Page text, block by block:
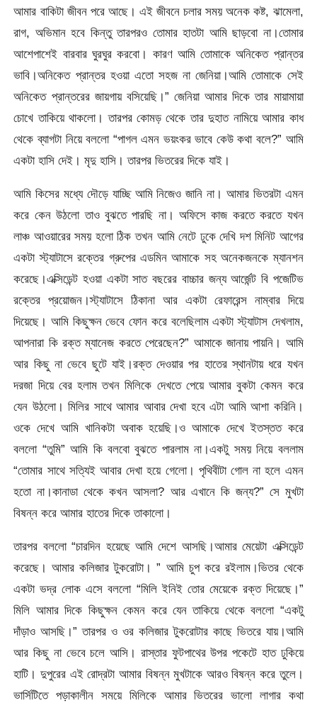
আমার বাকিটা জীবন পরে আছে। এই জীবনে চলার সময় অনেক কষ্ট, ঝামেলা,
রাগ, অভিমান হবে কিন্তু তারপরও তোমার হাতটা আমি ছাড়বো না।তোমার
আশেপাশেই বারবার ঘুরঘুর করবো। কারণ আমি তোমাকে অনিকেত প্রান্তর
ভাবি।অনিকেত প্রান্তর হওয়া এতো সহজ না জেনিয়া।আমি তোমাকে সেই
অনিকেত প্রান্তরের জায়গায় বসিয়েছি।” জেনিয়া আমার দিকে তার মায়ামায়া
চোখে তাকিয়ে থাকলো। তারপর কোমড় থেকে তার দুহাত নামিয়ে আমার কাধ
থেকে ব্যাগটা নিয়ে বললো “পাগল এমন ভয়ংকর ভাবে কেউ কথা বলে?” আমি
একটা হাসি দেই। মৃদু হাসি। তারপর ভিতরের দিকে যাই।
আমি কিসের মধ্যে দৌড়ে যাচ্ছি আমি নিজেও জানি না। আমার ভিতরটা এমন
করে কেন উঠলো তাও বুঝতে পারছি না। অফিসে কাজ করতে করতে যখন
লাঞ্চ আওয়ারের সময় হলো ঠিক তখন আমি নেটে ঢুকে দেখি দশ মিনিট আগের
একটা স্ট্যাটাসে রক্তের গ্রুপের এডমিন আমাকে সহ অনেকজনকে ম্যানশন
করেছে।এক্সিডেন্ট হওয়া একটা সাত বছরের বাচ্চার জন্য আর্জেন্ট বি পজেটিভ
রক্তের প্রয়োজন।স্ট্যাটাসে ঠিকানা আর একটা রেফারেন্স নাম্বার দিয়ে
দিয়েছে। আমি কিছুক্ষন ভেবে ফোন করে বলেছিলাম একটা স্ট্যাটাস দেখলাম,
আপনারা কি রক্ত ম্যানেজ করতে পেরেছেন?” আমাকে জানায় পায়নি। আমি
আর কিছু না ভেবে ছুটে যাই।রক্ত দেওয়ার পর হাতের স্থানটায় ধরে যখন
দরজা দিয়ে বের হলাম তখন মিলিকে দেখতে পেয়ে আমার বুকটা কেমন করে
যেন উঠলো। মিলির সাথে আমার আবার দেখা হবে এটা আমি আশা করিনি।
ওকে দেখে আমি খানিকটা অবাক হয়েছি।ও আমাকে দেখে ইতস্তত করে
বললো “তুমি” আমি কি বলবো বুঝতে পারলাম না।একটু সময় নিয়ে বললাম
“তোমার সাথে সত্যিই আবার দেখা হয়ে গেলো। পৃথিবীটা গোল না হলে এমন
হতো না।কানাডা থেকে কখন আসলা? আর এখানে কি জন্য?” সে মুখটা
বিষন্ন করে আমার হাতের দিকে তাকালো।
তারপর বললো “চারদিন হয়েছে আমি দেশে আসছি।আমার মেয়েটা এক্সিডেন্ট
করেছে। আমার কলিজার টুকরোটা। ” আমি চুপ করে রইলাম।ভিতর থেকে
একটা ভদ্র লোক এসে বললো “মিলি ইনিই তোর মেয়েকে রক্ত দিয়েছে।”
মিলি আমার দিকে কিছুক্ষন কেমন করে যেন তাকিয়ে থেকে বললো “একটু
দাঁড়াও আসছি।” তারপর ও ওর কলিজার টুকরোটার কাছে ভিতরে যায়।আমি
আর কিছু না ভেবে চলে আসি। রাস্তার ফুটপাথের উপর পকেটে হাত ঢুকিয়ে
হাটি। দুপুরের এই রোদ্রটা আমার বিষন্ন মুখটাকে আরও বিষন্ন করে তুলে।
ভার্সিটিতে পড়াকালীন সময়ে মিলিকে আমার ভিতরের ভালো লাগার কথা